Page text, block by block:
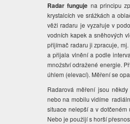
Radar funguje na principu
krystalcích ve srážkách a
věži radaru je vyzařuje v
vodních kapek a sněhových
přijímač radaru ji zpracuje,
a přijala vlnění a podle
množství odražené energie.
úhlem (elevací). Měření se
Radarová měření jsou
nebo na mobilu vidíme
situace nelepší a v
Nebo je použijí s horší